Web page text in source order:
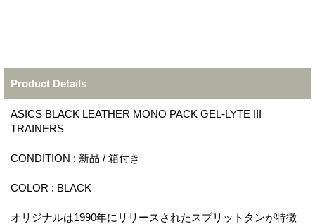
Product Details
ASICS BLACK LEATHER MONO PACK GEL-LYTE III
TRAINERS
CONDITION : 新品 / 箱付き
COLOR : BLACK
オリジナルは1990年にリリースされたスプリットタンが特徴